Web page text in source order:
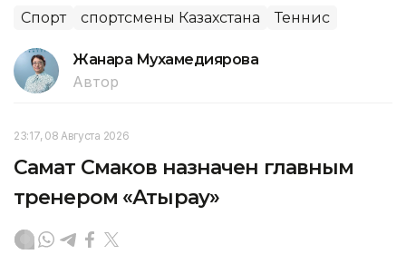
Спорт спортсмены Казахстана Теннис
Жанара Мухамедиярова
Автор
23:17, 08 Августа 2026
Самат Смаков назначен главным
тренером «Атырау»